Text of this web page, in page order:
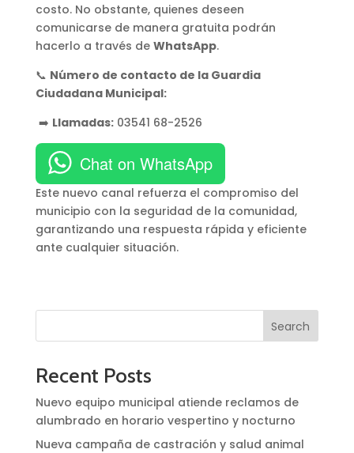
costo. No obstante, quienes deseen
comunicarse de manera gratuita podrán
hacerlo a través de WhatsApp.
📞 Número de contacto de la Guardia
Ciudadana Municipal:
➡️ Llamadas:03541 68-2526
Chat on WhatsApp
Este nuevo canal refuerza el compromiso del
municipio con la seguridad de la comunidad,
garantizando una respuesta rápida y eficiente
ante cualquier situación.
Search
Recent Posts
Nuevo equipo municipal atiende reclamos de
alumbrado en horario vespertino y nocturno
Nueva campaña de castración y salud animal